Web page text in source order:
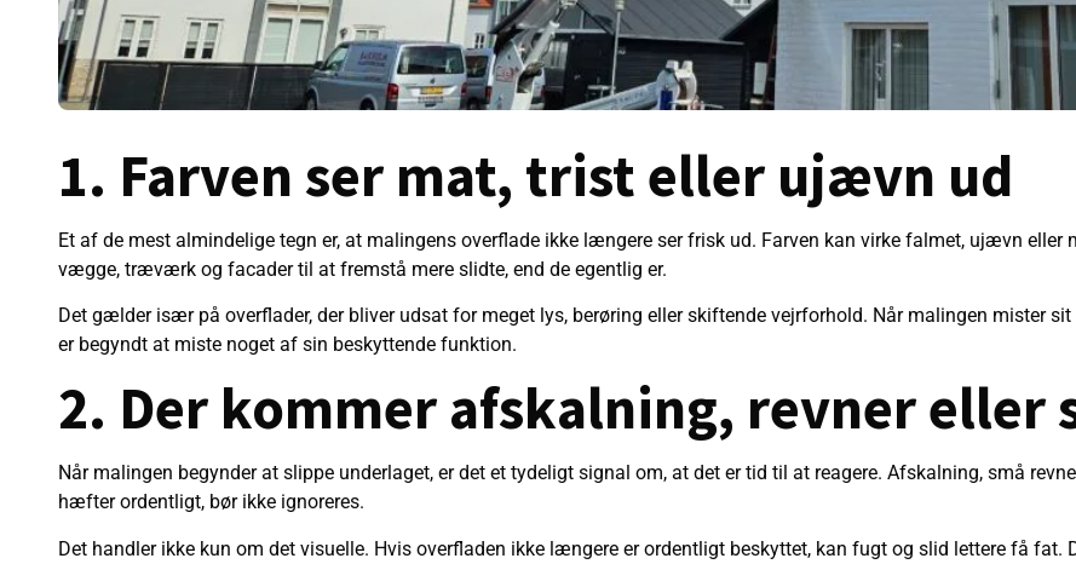
1. Farven ser mat, trist eller ujævn ud
Et af de mest almindelige tegn er, at malingens overflade ikke længere ser frisk ud. Farven kan virke falmet, ujævn eller
vægge, træværk og facader til at fremstå mere slidte, end de egentlig er.
Det gælder især på overflader, der bliver udsat for meget lys, berøring eller skiftende vejrforhold. Når malingen mister
er begyndt at miste noget af sin beskyttende funktion.
2. Der kommer afskalning, revner eller
Når malingen begynder at slippe underlaget, er det et tydeligt signal om, at det er tid til at reagere. Afskalning, små
hæfter ordentligt, bør ikke ignoreres.
Det handler ikke kun om det visuelle. Hvis overfladen ikke længere er ordentligt beskyttet, kan fugt og slid lettere få